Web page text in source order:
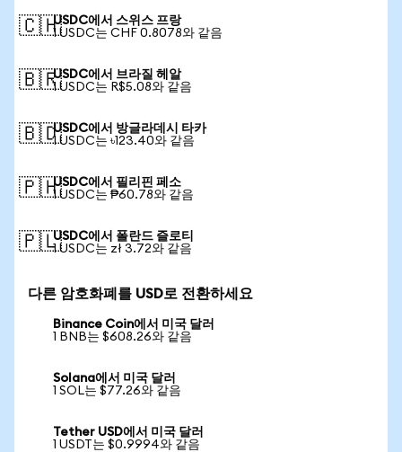
🇨🇭USDC에서 스위스 프랑
1 USDC는 CHF 0.8078와 같음
🇧🇷USDC에서 브라질 헤알
1 USDC는 R$5.08와 같음
🇧🇩USDC에서 방글라데시 타카
1 USDC는 ৳123.40와 같음
🇵🇭USDC에서 필리핀 페소
1 USDC는 ₱60.78와 같음
🇵🇱USDC에서 폴란드 즐로티
1 USDC는 zł 3.72와 같음
다른 암호화폐를 USD로 전환하세요
Binance Coin에서 미국 달러
1 BNB는 $608.26와 같음
Solana에서 미국 달러
1 SOL는 $77.26와 같음
Tether USD에서 미국 달러
1 USDT는 $0.9994와 같음